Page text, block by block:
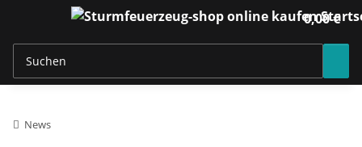
0,00 €
News